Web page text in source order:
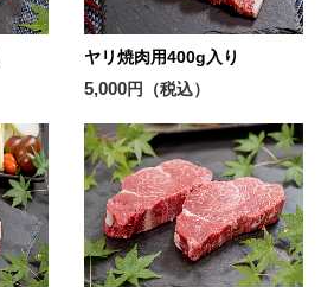
ヤリ焼肉用400g入り
5,000円（税込）